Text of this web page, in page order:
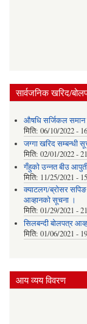
सार्वजनिक खरिद/
औषधि सर्जिकल समान
मिति: 06/10/2022 -
जग्गा खरिद सम्बन्धी
मिति: 02/01/2022 -
गँहुकाे उन्नत बीउ
मिति: 11/25/2021 -
क्याटलग/ब्रोसर सपिङ
आव्हानको सूचना ।
मिति: 01/29/2021 -
सिलबन्दी बोलपत्र
मिति: 01/06/2021 -
आय व्यय विवरण